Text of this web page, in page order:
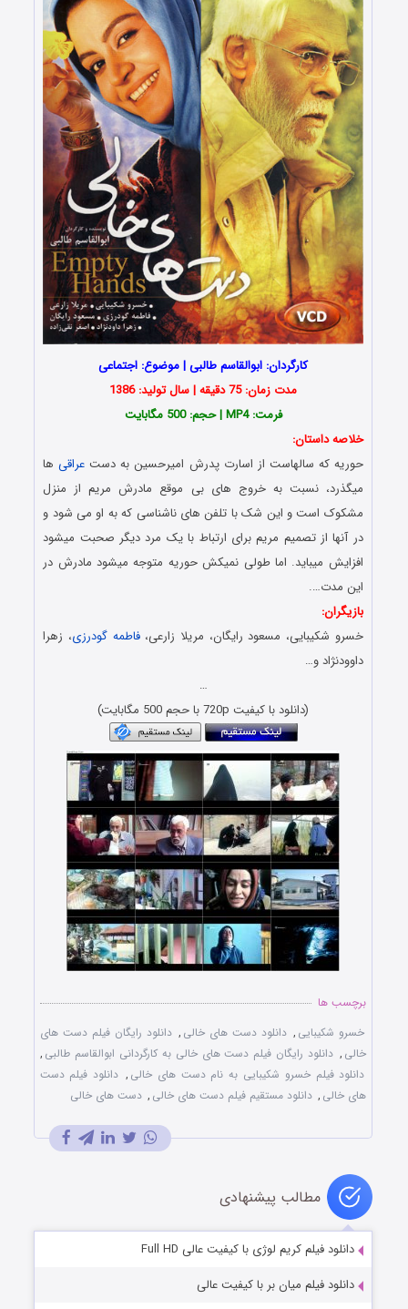
کارگردان: ابوالقاسم طالبی | موضوع: اجتماعی
مدت زمان: 75 دقیقه | سال تولید: 1386
فرمت: MP4 | حجم: 500 مگابایت
خلاصه داستان:
حوریه که سالهاست از اسارت پدرش امیرحسین به دست عراقیها
میگذرد، نسبت به خروج های بی موقع مادرش مریم از منزل
مشکوک است و این شک با تلفن های ناشناسی که به او می شود و
در آنها از تصمیم مریم برای ارتباط با یک مرد دیگر صحبت میشود
افزایش میباید. اما طولی نمیکش حوریه متوجه میشود مادرش در
این مدت….
بازیگران:
خسرو شکیبایی، مسعود رایگان، مریلا زارعی،فاطمه گودرزی، زهرا
داوودنژاد و…
…
(دانلود با کیفیت 720p با حجم 500 مگابایت)
برچسب ها
خسرو شکیبایی , دانلود دست های خالی , دانلود رایگان فیلم دست های
خالی , دانلود رایگان فیلم دست های خالی به کارگردانی ابوالقاسم طالبی ,
دانلود فیلم خسرو شکیبایی به نام دست های خالی , دانلود فیلم دست
های خالی , دانلود مستقیم فیلم دست های خالی , دست های خالی
مطالب پیشنهادی
دانلود فیلم کریم لوژی با کیفیت عالی Full HD
دانلود فیلم میان بر با کیفیت عالی